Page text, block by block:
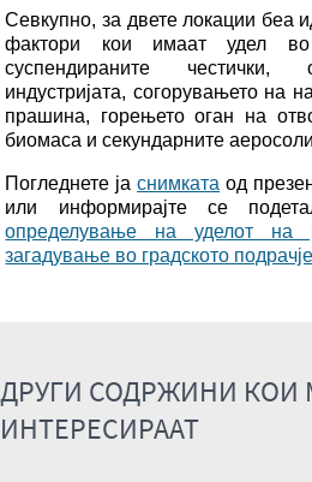
Севкупно, за двете локации беа
фактори кои имаат удел
суспендираните честички,
индустријата, согорувањето на
прашина, горењето оган на
биомаса и секундарните
Погледнете јаснимката од
или информирајте се
определување на уделот на
загадување во градското
ДРУГИ СОДРЖИНИ КОИ
ИНТЕРЕСИРААТ